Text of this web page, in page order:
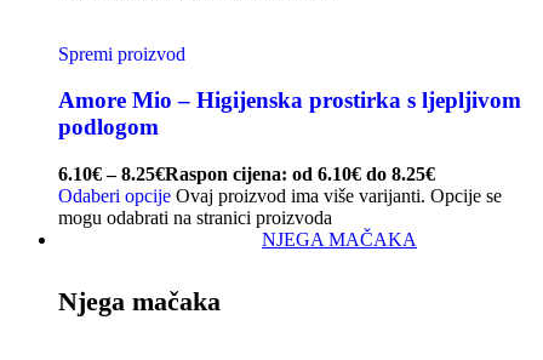
Spremi proizvod
Amore Mio – Higijenska prostirka s ljepljivom
podlogom
6.10€ – 8.25€Raspon cijena: od 6.10€ do 8.25€
Odaberi opcije Ovaj proizvod ima više varijanti. Opcije se
mogu odabrati na stranici proizvoda
NJEGA MAČAKA
Njega mačaka